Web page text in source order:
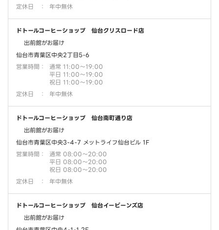
定休日
： 年中無休
ドトールコーヒーショップ 仙台クリスロード店
出前館がお届け
仙台市青葉区中央2丁目5-6
営業時間 ：
通常 11:00～19:00
平日 11:00～19:00
祝日 11:00～19:00
定休日
： 年中無休
ドトールコーヒーショップ 仙台南町通り店
出前館がお届け
仙台市青葉区中央3-4-7 メットライフ仙台ビル 1F
営業時間 ：
通常 08:00～20:00
平日 08:00～20:00
祝日 08:00～20:00
定休日
： 年中無休
ドトールコーヒーショップ 仙台イービーンズ店
出前館がお届け